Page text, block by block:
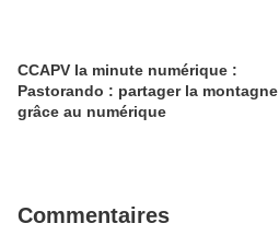
CCAPV la minute numérique :
Pastorando : partager la montagne
grâce au numérique
Commentaires